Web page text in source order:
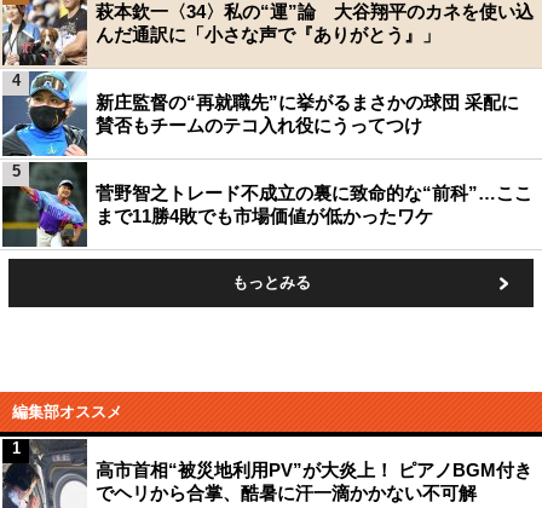
萩本欽一〈34〉私の“運”論 大谷翔平のカネを使い込
んだ通訳に「小さな声で『ありがとう』」
新庄監督の“再就職先”に挙がるまさかの球団 采配に
賛否もチームのテコ入れ役にうってつけ
4
菅野智之トレード不成立の裏に致命的な“前科”…ここ
まで11勝4敗でも市場価値が低かったワケ
5
もっとみる
編集部オススメ
高市首相“被災地利用PV”が大炎上！ ピアノBGM付き
でヘリから合掌、酷暑に汗一滴かかない不可解
1